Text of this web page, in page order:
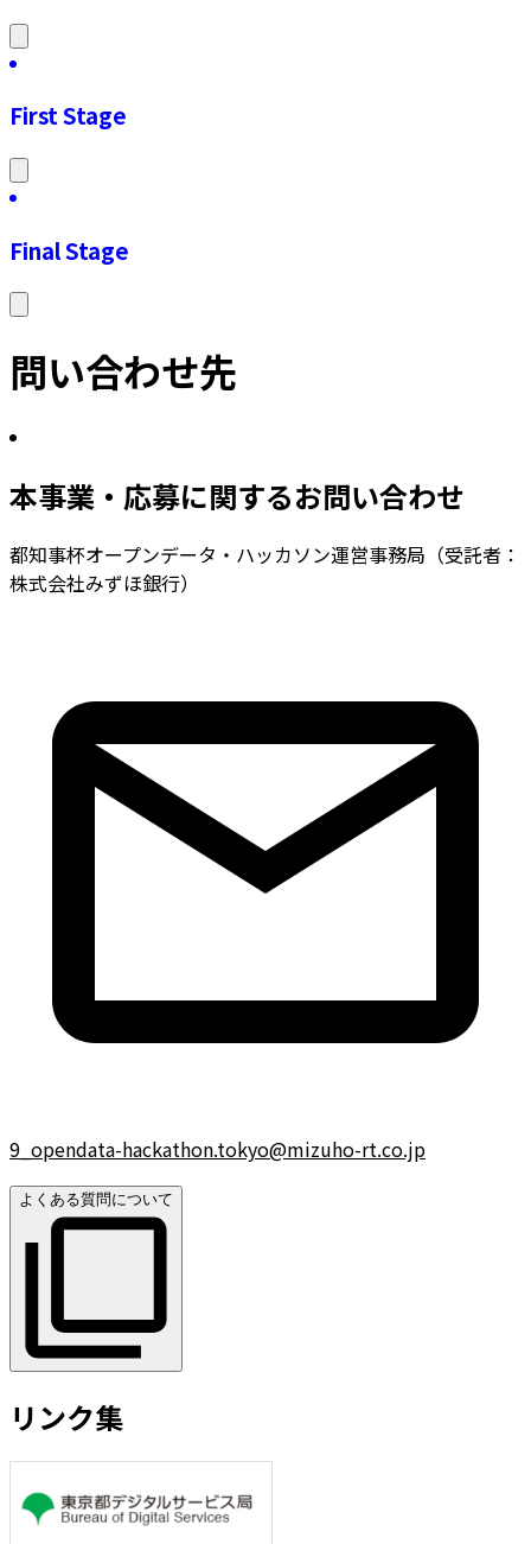
First Stage
Final Stage
問い合わせ先
本事業・応募に関するお問い合わせ
都知事杯オープンデータ・ハッカソン運営事務局（受託者：
株式会社みずほ銀行）
9_opendata-hackathon.tokyo@mizuho-rt.co.jp
よくある質問について
リンク集